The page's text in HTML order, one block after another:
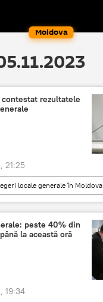
Moldova
contestat rezultatele
21:25
locale generale în Moldova
peste 40% din
la această oră
19:34